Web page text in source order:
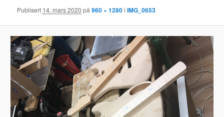
Publisert 14. mars 2020 på960 × 1280iIMG_0653